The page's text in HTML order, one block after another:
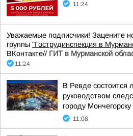
11:24
Уважаемые подписчики! Зацените
группы "Гострудинспекция в
ВКонтакте// ГИТ в Мурманской
11:24
В Ревде состоится
руководством
городу Мончегорску
11:08